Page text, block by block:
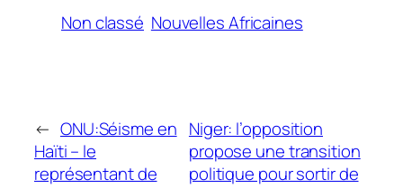
Non classé Nouvelles Africaines
← ONU:Séisme en
Haïti – le
représentant de
Niger: l’opposition
propose une transition
politique pour sortir de